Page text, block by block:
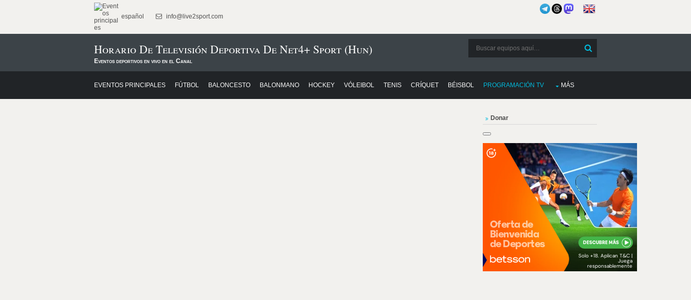
español info@live2sport.com
Horario De Televisión Deportiva De Net4+ Sport (Hun)
Eventos deportivos en vivo en el Canal
EVENTOS PRINCIPALES FÚTBOL BALONCESTO BALONMANO HOCKEY VÓLEIBOL TENIS CRÍQUET BÉISBOL PROGRAMACIÓN TV MÁS
Donar